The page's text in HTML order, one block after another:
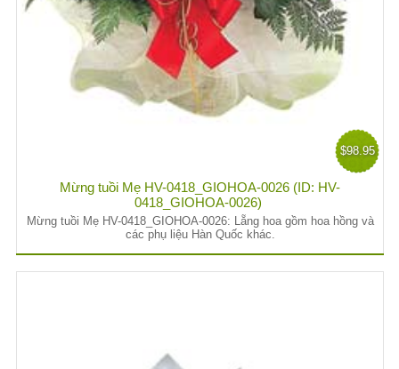
$98.95
Mừng tuồi Mẹ HV-0418_GIOHOA-0026 (ID: HV-
0418_GIOHOA-0026)
Mừng tuồi Mẹ HV-0418_GIOHOA-0026: Lẵng hoa gồm hoa hồng và
các phụ liệu Hàn Quốc khác.